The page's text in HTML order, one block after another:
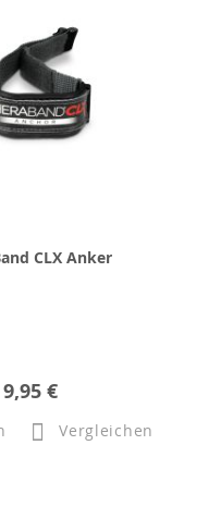
CLX Anker
9,95 €
Vergleichen